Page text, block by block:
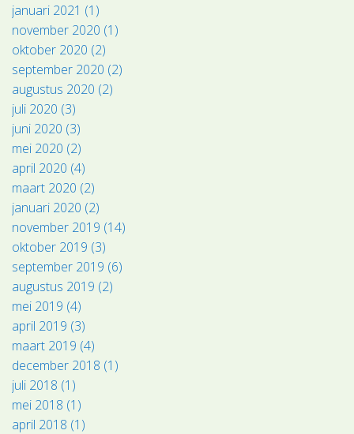
januari 2021 (1)
november 2020 (1)
oktober 2020 (2)
september 2020 (2)
augustus 2020 (2)
juli 2020 (3)
juni 2020 (3)
mei 2020 (2)
april 2020 (4)
maart 2020 (2)
januari 2020 (2)
november 2019 (14)
oktober 2019 (3)
september 2019 (6)
augustus 2019 (2)
mei 2019 (4)
april 2019 (3)
maart 2019 (4)
december 2018 (1)
juli 2018 (1)
mei 2018 (1)
april 2018 (1)